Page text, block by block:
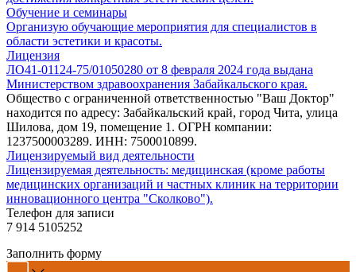
Обучение и семинары
Организую обучающие мероприятия для специалистов в
области эстетики и красоты.
Лицензия
ЛО41-01124-75/01050280 от 8 февраля 2024 года выдана
Министерством здравоохранения Забайкальского края.
Общество с ограниченной ответственностью "Ваш Доктор"
находится по адресу: Забайкальский край, город Чита, улица
Шилова, дом 19, помещение 1. ОГРН компании:
1237500003289. ИНН: 7500010899.
Лицензируемый вид деятельности
Лицензируемая деятельность: медицинская (кроме работы
медицинских организаций и частных клиник на территории
инновационного центра "Сколково").
Телефон для записи
7 914 5105252
Заполнить форму